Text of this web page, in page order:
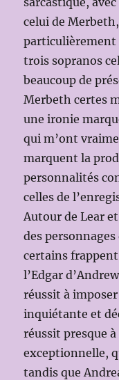
celui de
particulièrement
trois sopranos
beaucoup de
Merbeth certes
une ironie
qui m’ont
marquent la
personnalités
celles de
Autour de Lear
des
certains
l’Edgar
réussit à
inquiétante et
réussit presque
exceptionnelle,
tandis que